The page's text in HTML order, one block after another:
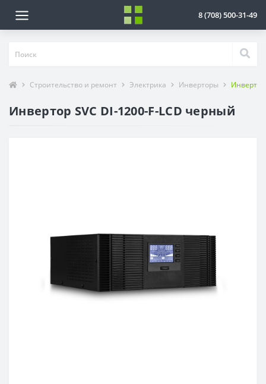
8 (708) 500-31-49
Строительство и ремонт Электрика Инверторы
Инвертор SVC DI-1200-F-LCD черный